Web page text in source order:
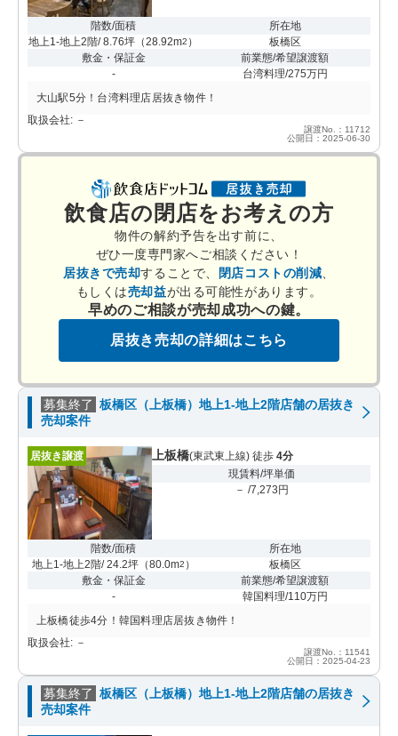
階数/面積
地上1-地上2階/ 8.76坪 （28.92m2 ）
所在地
板橋区
敷金・保証金
-
前業態/希望譲渡額
台湾料理/275万円
大山駅5分！台湾料理店居抜き物件！
取扱会社: －
譲渡No.：11712
公開日：2025-06-30
飲食店の閉店をお考えの方
物件の解約予告を出す前に、
ぜひ一度専門家へご相談ください！
居抜きで売却することで、 閉店コストの削減
もしくは売却益が出る可能性があります。
早めのご相談が売却成功への鍵。
居抜き売却の詳細はこちら
募集終了 板橋区（上板橋）地上1-地上2階店舗の居抜き
売却案件
居抜き譲渡 上板橋(東武東上線) 徒歩 4分
現賃料/坪単価
－ /7,273円
階数/面積
地上1-地上2階/ 24.2坪（80.0m2 ）
所在地
板橋区
敷金・保証金
-
前業態/希望譲渡額
韓国料理/110万円
上板橋徒歩4分！韓国料理店居抜き物件！
取扱会社: －
譲渡No.：11541
公開日：2025-04-23
募集終了 板橋区（上板橋）地上1-地上2階店舗の居抜き
売却案件